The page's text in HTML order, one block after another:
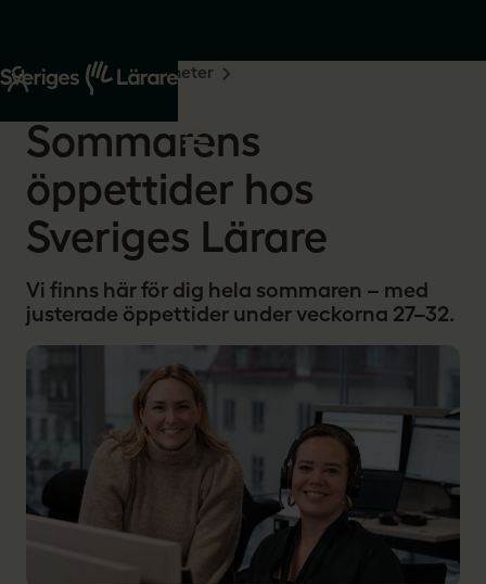
Start Om oss
Nyheter
2026-06-15
Sommarens
öppettider hos
Sveriges Lärare
Vi finns här för dig hela sommaren – med
justerade öppettider under veckorna 27–32.